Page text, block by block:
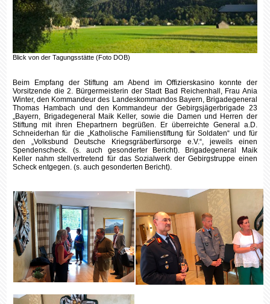
Blick von der Tagungsstätte (Foto DOB)
Beim Empfang der Stiftung am Abend im Offizierskasino konnte der
Vorsitzende die 2. Bürgermeisterin der Stadt Bad Reichenhall, Frau Ania
Winter, den Kommandeur des Landeskommandos Bayern, Brigadegeneral
Thomas Hambach und den Kommandeur der Gebirgsjägerbrigade 23
„Bayern, Brigadegeneral Maik Keller, sowie die Damen und Herren der
Stiftung mit ihren Ehepartnern begrüßen. Er überreichte General a.D.
Schneiderhan für die „Katholische Familienstiftung für Soldaten“ und für
den „Volksbund Deutsche Kriegsgräberfürsorge e.V.“, jeweils einen
Spendenscheck. (s. auch gesonderter Bericht). Brigadegeneral Maik
Keller nahm stellvertretend für das Sozialwerk der Gebirgstruppe einen
Scheck entgegen. (s. auch gesonderten Bericht).